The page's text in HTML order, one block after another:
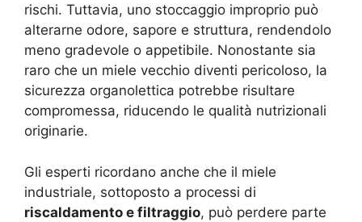
rischi. Tuttavia, uno stoccaggio improprio può
alterarne odore, sapore e struttura, rendendolo
meno gradevole o appetibile. Nonostante sia
raro che un miele vecchio diventi pericoloso, la
sicurezza organolettica potrebbe risultare
compromessa, riducendo le qualità nutrizionali
originarie.
Gli esperti ricordano anche che il miele
industriale, sottoposto a processi di
riscaldamento e filtraggio, può perdere parte